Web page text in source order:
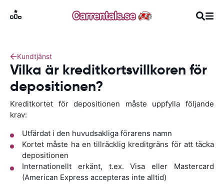
Kundtjänst
Vilka är kreditkortsvillkoren för
depositionen?
Kreditkortet för depositionen måste uppfylla följande
krav:
Utfärdat i den huvudsakliga förarens namn
Kortet måste ha en tillräcklig kreditgräns för att täcka
depositionen
Internationellt erkänt, t.ex. Visa eller Mastercard
(American Express accepteras inte alltid)